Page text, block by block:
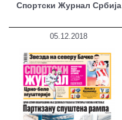
Спортски Журнал Србија
05.12.2018